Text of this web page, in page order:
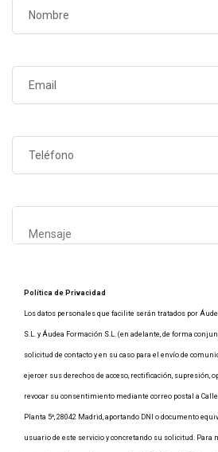
Política de Privacidad
Los datos personales que facilite serán tratados por
S.L. y Áudea Formación S.L. (en adelante, de forma
solicitud de contacto y en su caso para el envío de
ejercer sus derechos de acceso, rectificación, supresión,
revocar su consentimiento mediante correo postal a Calle
Planta 5º, 28042 Madrid, aportando DNI o documento
usuario de este servicio y concretando su solicitud. Para